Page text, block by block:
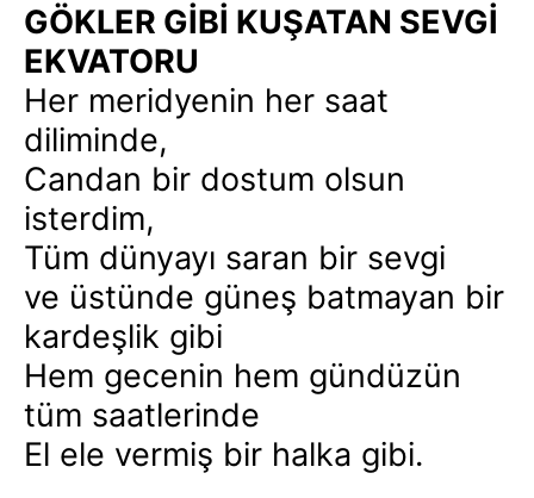
GÖKLER GİBİ KUŞATAN SEVGİ
EKVATORU
Her meridyenin her saat
diliminde,
Candan bir dostum olsun
isterdim,
Tüm dünyayı saran bir sevgi
ve üstünde güneş batmayan bir
kardeşlik gibi
Hem gecenin hem gündüzün
tüm saatlerinde
El ele vermiş bir halka gibi.